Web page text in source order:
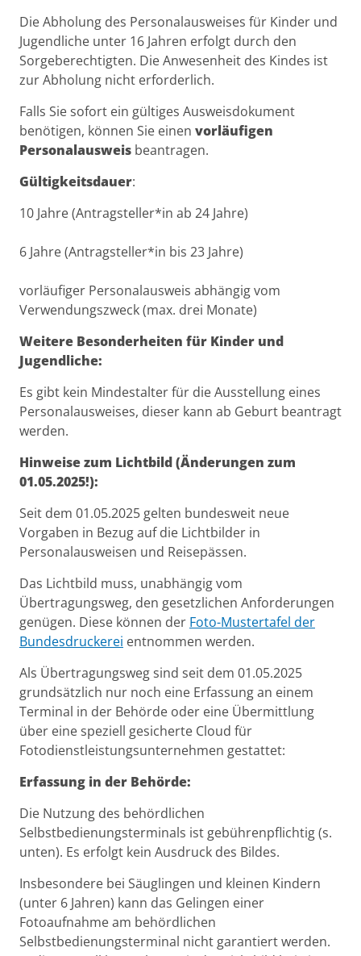
Die Abholung des Personalausweises für Kinder und
Jugendliche unter 16 Jahren erfolgt durch den
Sorgeberechtigten. Die Anwesenheit des Kindes ist
zur Abholung nicht erforderlich.
Falls Sie sofort ein gültiges Ausweisdokument
benötigen, können Sie einen vorläufigen
Personalausweis beantragen.
Gültigkeitsdauer:
10 Jahre (Antragsteller*in ab 24 Jahre)
6 Jahre (Antragsteller*in bis 23 Jahre)
vorläufiger Personalausweis abhängig vom
Verwendungszweck (max. drei Monate)
Weitere Besonderheiten für Kinder und
Jugendliche:
Es gibt kein Mindestalter für die Ausstellung eines
Personalausweises, dieser kann ab Geburt beantragt
werden.
Hinweise zum Lichtbild (Änderungen zum
01.05.2025!):
Seit dem 01.05.2025 gelten bundesweit neue
Vorgaben in Bezug auf die Lichtbilder in
Personalausweisen und Reisepässen.
Das Lichtbild muss, unabhängig vom
Übertragungsweg, den gesetzlichen Anforderungen
genügen. Diese können der Foto-Mustertafel der
Bundesdruckerei entnommen werden.
Als Übertragungsweg sind seit dem 01.05.2025
grundsätzlich nur noch eine Erfassung an einem
Terminal in der Behörde oder eine Übermittlung
über eine speziell gesicherte Cloud für
Fotodienstleistungsunternehmen gestattet:
Erfassung in der Behörde:
Die Nutzung des behördlichen
Selbstbedienungsterminals ist gebührenpflichtig (s.
unten). Es erfolgt kein Ausdruck des Bildes.
Insbesondere bei Säuglingen und kleinen Kindern
(unter 6 Jahren) kann das Gelingen einer
Fotoaufnahme am behördlichen
Selbstbedienungsterminal nicht garantiert werden.